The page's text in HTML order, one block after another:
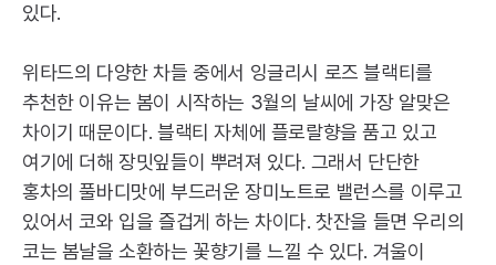
있다.
위타드의 다양한 차들 중에서 잉글리시 로즈 블랙티를
추천한 이유는 봄이 시작하는 3월의 날씨에 가장 알맞은
차이기 때문이다. 블랙티 자체에 플로랄향을 품고 있고
여기에 더해 장밋잎들이 뿌려져 있다. 그래서 단단한
홍차의 풀바디맛에 부드러운 장미노트로 밸런스를 이루고
있어서 코와 입을 즐겁게 하는 차이다. 찻잔을 들면 우리의
코는 봄날을 소환하는 꽃향기를 느낄 수 있다. 겨울이